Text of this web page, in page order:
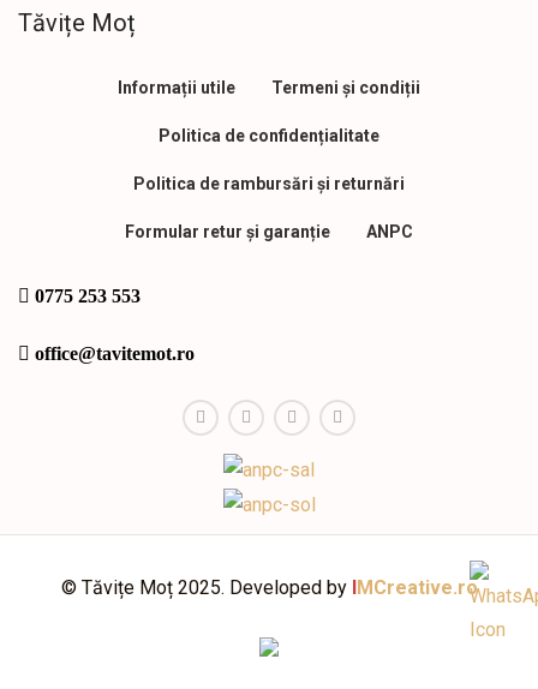
Tăvițe Moț
Informații utile Termeni și condiții
Politica de confidențialitate
Politica de rambursări și returnări
Formular retur și garanție ANPC
0775 253 553
office@tavitemot.ro
© Tăvițe Moț 2025. Developed by IMCreative.ro